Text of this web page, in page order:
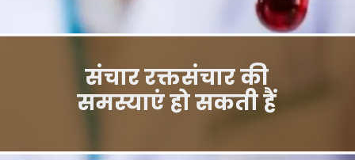
संचार रक्तसंचार की
समस्याएं हो सकती हैं